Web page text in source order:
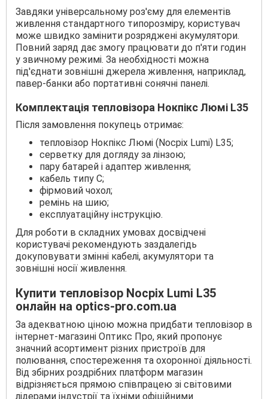
Завдяки універсальному роз'єму для елементів
живлення стандартного типорозміру, користувач
може швидко замінити розряджені акумулятори.
Повний заряд дає змогу працювати до п'яти годин
у звичному режимі. За необхідності можна
під'єднати зовнішні джерела живлення, наприклад,
павер-банки або портативні сонячні панелі.
Комплектація тепловізора Нокпікс Люмі L35
Після замовлення покупець отримає:
тепловізор Нокпікс Люмі (Nocpix Lumi) L35;
серветку для догляду за лінзою;
пару батарей і адаптер живлення;
кабель типу С;
фірмовий чохол;
ремінь на шию;
експлуатаційну інструкцію.
Для роботи в складних умовах досвідчені
користувачі рекомендують заздалегідь
докуповувати змінні кабелі, акумулятори та
зовнішні носії живлення.
Купити тепловізор Nocpix Lumi L35
онлайн на optics-pro.com.ua
За адекватною ціною можна придбати тепловізор в
інтернет-магазині Оптикс Про, який пропонує
значний асортимент різних пристроїв для
полювання, спостереження та охоронної діяльності.
Від збірних роздрібних платформ магазин
відрізняється прямою співпрацею зі світовими
лідерами індустрії та їхніми офіційними